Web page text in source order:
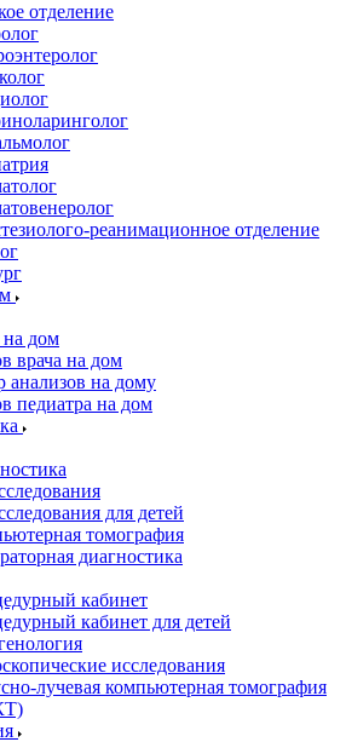
отделение
реанимационное отделение
на дом
врача на дом
анализов на дому
педиатра на дом
для детей
томография
диагностика
кабинет
кабинет для детей
исследования
лучевая компьютерная томография